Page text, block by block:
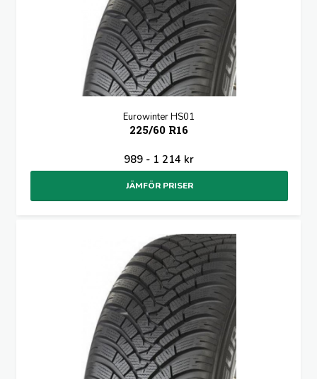
Eurowinter HS01
225/60 R16
989 - 1 214 kr
JÄMFÖR PRISER